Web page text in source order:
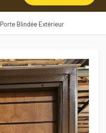
Porte Blindée Extérieur